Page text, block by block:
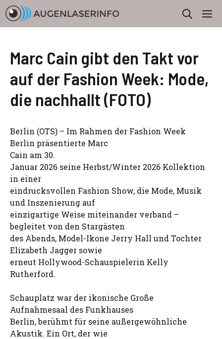
Zum
Inhalt
springen
Marc Cain gibt den Takt vor
auf der Fashion Week: Mode,
die nachhallt (FOTO)
Berlin (OTS) – Im Rahmen der Fashion Week
Berlin präsentierte Marc
Cain am 30.
Januar 2026 seine Herbst/Winter 2026 Kollektion
in einer
eindrucksvollen Fashion Show, die Mode, Musik
und Inszenierung auf
einzigartige Weise miteinander verband –
begleitet von den Stargästen
des Abends, Model-Ikone Jerry Hall und Tochter
Elizabeth Jagger sowie
erneut Hollywood-Schauspielerin Kelly
Rutherford.
Schauplatz war der ikonische Große
Aufnahmesaal des Funkhauses
Berlin, berühmt für seine außergewöhnliche
Akustik. Ein Ort, der wie